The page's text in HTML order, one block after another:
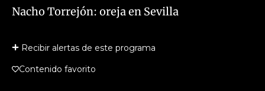
Nacho Torrejón: oreja en Sevilla
Recibir alertas de este programa
Contenido favorito